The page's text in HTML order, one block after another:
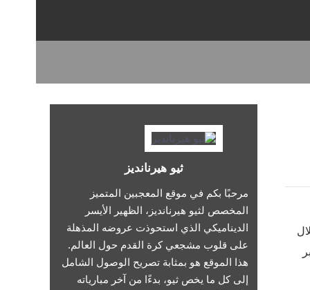
ثيو هيرنانديز
مرحبًا بكم في موقع المعجبين المتميز
المخصص لثيو هيرنانديز، الظهير الأيسر
الديناميكي الذي استحوذت عروضه المذهلة
على قلوب مشجعي كرة القدم حول العالم.
هذا الموقع هو بمثابة تصريح الوصول الشامل
إلى كل ما يخص ثيو، بدءًا من آخر مبارياته